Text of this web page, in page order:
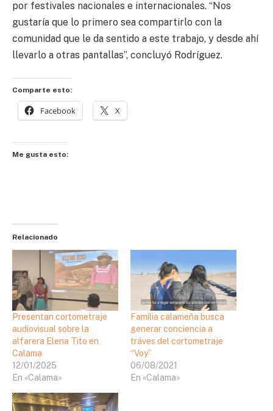
por festivales nacionales e internacionales. “Nos
gustaría que lo primero sea compartirlo con la
comunidad que le da sentido a este trabajo, y desde ahí
llevarlo a otras pantallas”, concluyó Rodríguez.
Comparte esto:
Facebook X
Me gusta esto:
Relacionado
Presentan cortometraje
audiovisual sobre la
alfarera Elena Tito en
Calama
12/01/2025
En «Calama»
Familia calameña busca
generar conciencia a
tráves del cortometraje
“Voy”
06/08/2021
En «Calama»